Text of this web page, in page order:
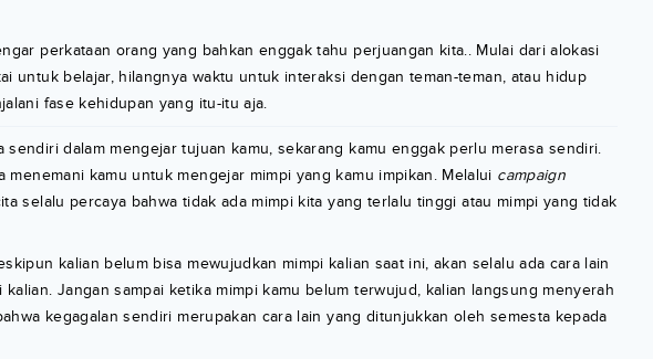
perkataan orang yang bahkan enggak tahu perjuangan kita.. Mulai dari alokasi
untuk belajar, hilangnya waktu untuk interaksi dengan teman-teman, atau hidup
fase kehidupan yang itu-itu aja.
sendiri dalam mengejar tujuan kamu, sekarang kamu enggak perlu merasa sendiri.
menemani kamu untuk mengejar mimpi yang kamu impikan. Melalui campaign
selalu percaya bahwa tidak ada mimpi kita yang terlalu tinggi atau mimpi yang tidak
kalian belum bisa mewujudkan mimpi kalian saat ini, akan selalu ada cara lain
Jangan sampai ketika mimpi kamu belum terwujud, kalian langsung menyerah
kegagalan sendiri merupakan cara lain yang ditunjukkan oleh semesta kepada